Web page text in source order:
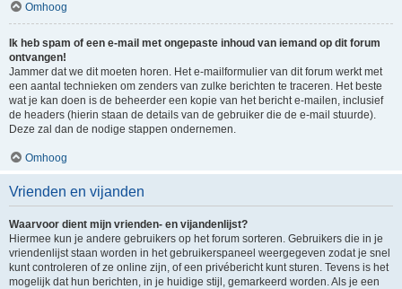
Omhoog
Ik heb spam of een e-mail met ongepaste inhoud van iemand op dit forum
ontvangen!
Jammer dat we dit moeten horen. Het e-mailformulier van dit forum werkt met
een aantal technieken om zenders van zulke berichten te traceren. Het beste
wat je kan doen is de beheerder een kopie van het bericht e-mailen, inclusief
de headers (hierin staan de details van de gebruiker die de e-mail stuurde).
Deze zal dan de nodige stappen ondernemen.
Omhoog
Vrienden en vijanden
Waarvoor dient mijn vrienden- en vijandenlijst?
Hiermee kun je andere gebruikers op het forum sorteren. Gebruikers die in je
vriendenlijst staan worden in het gebruikerspaneel weergegeven zodat je snel
kunt controleren of ze online zijn, of een privébericht kunt sturen. Tevens is het
mogelijk dat hun berichten, in je huidige stijl, gemarkeerd worden. Als je een